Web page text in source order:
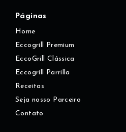
Páginas
Home
Eccogrill Premium
EccoGrill Clássica
Eccogrill Parrilla
Receitas
Seja nosso Parceiro
Contato